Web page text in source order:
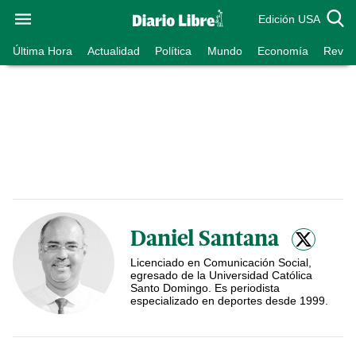
Edición USA
Última Hora Actualidad Política Mundo Economía
Daniel Santana
Licenciado en Comunicación Social,
egresado de la Universidad Católica
Santo Domingo. Es periodista
especializado en deportes desde 1999.